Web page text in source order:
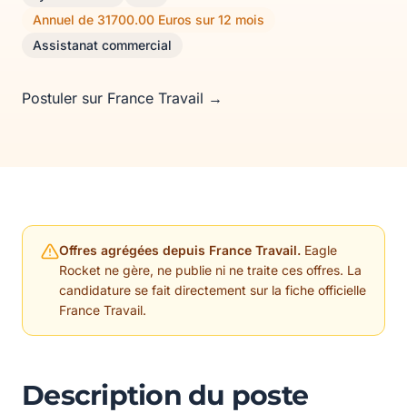
Annuel de 31700.00 Euros sur 12 mois
Assistanat commercial
Postuler sur France Travail →
Offres agrégées depuis France Travail. Eagle
Rocket ne gère, ne publie ni ne traite ces offres. La
candidature se fait directement sur la fiche officielle
France Travail.
Description du poste